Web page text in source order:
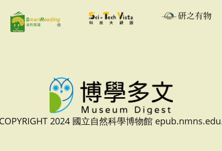
2024 國立自然科學博物館